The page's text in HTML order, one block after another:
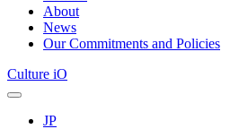
About
News
Our Commitments and Policies
Culture iO
JP